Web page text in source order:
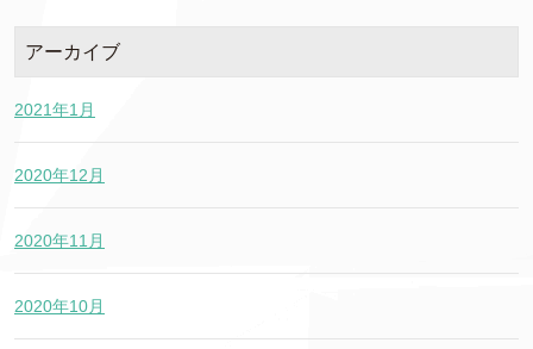
アーカイブ
2021年1月
2020年12月
2020年11月
2020年10月